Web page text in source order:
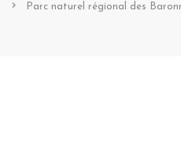
Parc naturel régional des